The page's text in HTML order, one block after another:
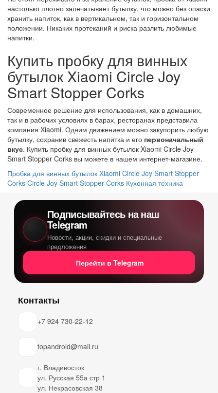
настолько плотно запечатывает бутылку, что можно без опаски
хранить напиток, как в вертикальном, так и горизонтальном
положении. Никаких протеканий и риска разлить любимые
напитки.
Купить пробку для винных
бутылок Xiaomi Circle Joy
Smart Stopper Corks
Современное решение для использования, как в домашних,
так и в рабочих условиях в барах, ресторанах представила
компания Xiaomi. Одним движением можно закупорить любую
бутылку, сохранив свежесть напитка и его первоначальный
вкус. Купить пробку для винных бутылок Xiaomi Circle Joy
Smart Stopper Corks вы можете в нашем интернет-магазине.
Пробка для винных бутылок Xiaomi Circle Joy Smart Stopper
Corks Circle Joy Smart Stopper Corks Кухонная техника
Подписывайтесь на наш
Telegram
Новости, акции, скидки и специальные
предложения
Перейти в Telegram
Контакты
+7 924 730-22-12
topandroid@mail.ru
г. Владивосток
ул. Русская 55а стр 1
ул. Некрасовская 38